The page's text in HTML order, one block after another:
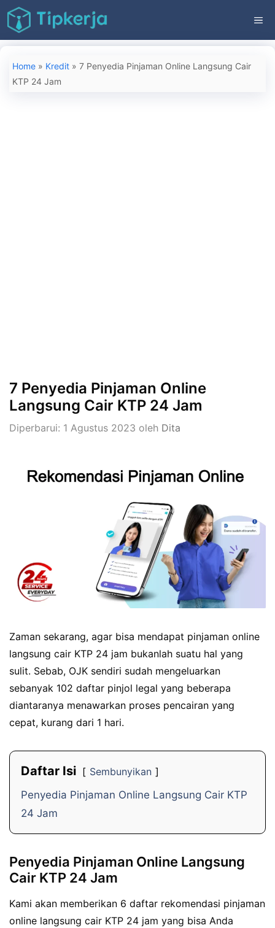
Langsung
ke
isi
Home » Kredit » 7 Penyedia Pinjaman Online Langsung Cair
KTP 24 Jam
7 Penyedia Pinjaman Online
Langsung Cair KTP 24 Jam
Diperbarui: 1 Agustus 2023 oleh Dita
Zaman sekarang, agar bisa mendapat pinjaman online
langsung cair KTP 24 jam bukanlah suatu hal yang
sulit. Sebab, OJK sendiri sudah mengeluarkan
sebanyak 102 daftar pinjol legal yang beberapa
diantaranya menawarkan proses pencairan yang
cepat, kurang dari 1 hari.
Daftar Isi
Sembunyikan
Penyedia Pinjaman Online Langsung Cair KTP
24 Jam
Penyedia Pinjaman Online Langsung
Cair KTP 24 Jam
Kami akan memberikan 6 daftar rekomendasi pinjaman
online langsung cair KTP 24 jam yang bisa Anda